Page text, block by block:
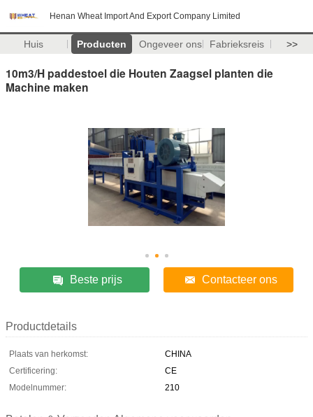
Henan Wheat Import And Export Company Limited
Huis Producten Ongeveer ons Fabrieksreis >>
10m3/H paddestoel die Houten Zaagsel planten die
Machine maken
Beste prijs Contacteer ons
Productdetails
Plaats van herkomst:
CHINA
Certificering:
CE
Modelnummer:
210